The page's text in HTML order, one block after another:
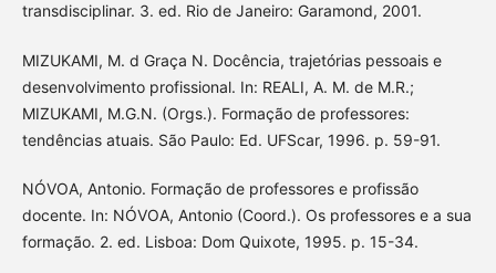
transdisciplinar. 3. ed. Rio de Janeiro: Garamond, 2001.
MIZUKAMI, M. d Graça N. Docência, trajetórias pessoais e
desenvolvimento profissional. In: REALI, A. M. de M.R.;
MIZUKAMI, M.G.N. (Orgs.). Formação de professores:
tendências atuais. São Paulo: Ed. UFScar, 1996. p. 59-91.
NÓVOA, Antonio. Formação de professores e profissão
docente. In: NÓVOA, Antonio (Coord.). Os professores e a sua
formação. 2. ed. Lisboa: Dom Quixote, 1995. p. 15-34.